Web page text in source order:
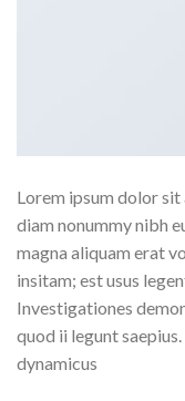
Lorem ipsum dolor
diam nonummy nibh
magna aliquam erat
insitam; est usus
Investigationes
quod ii legunt
dynamicus